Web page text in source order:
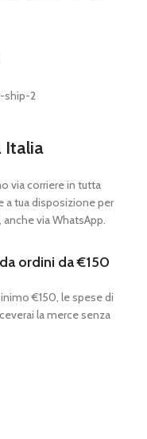
Italia
via corriere in tutta
a tua disposizione per
via WhatsApp.
ordini da €150
€150, le spese di
la merce senza